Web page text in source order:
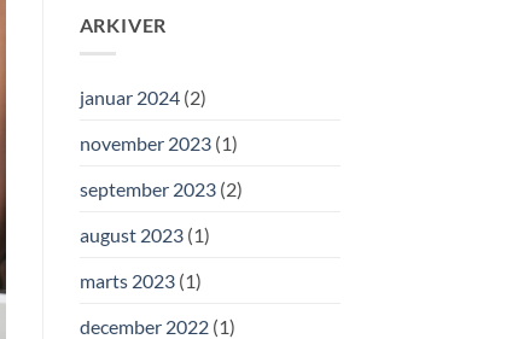
ARKIVER
januar 2024(2)
november 2023(1)
september 2023(2)
august 2023(1)
marts 2023(1)
december 2022(1)